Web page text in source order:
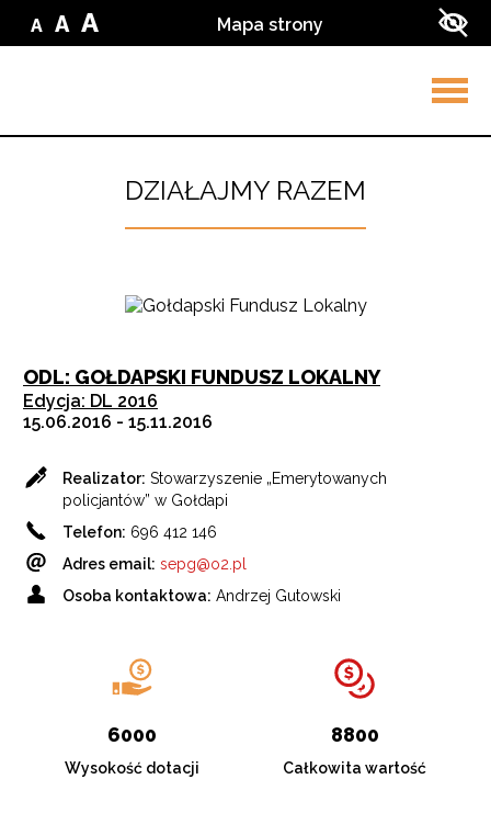
Przejdź do treści
Przejdź do wyszukiwarki
AZmień
wielkość
AZmień
wielkość
AZmień
wielkość
Mapa strony
DZIAŁAJMY RAZEM
ODL: GOŁDAPSKI FUNDUSZ LOKALNY
Edycja: DL 2016
15.06.2016 - 15.11.2016
Realizator: Stowarzyszenie „Emerytowanych
policjantów” w Gołdapi
Telefon: 696 412 146
Adres email: sepg@o2.pl
Osoba kontaktowa: Andrzej Gutowski
6000
Wysokość dotacji
8800
Całkowita wartość